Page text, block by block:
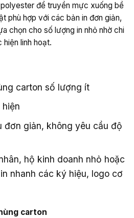
để truyền mực xuống bề
phù hợp với các bản in đơn giản,
chọn cho số lượng in nhỏ nhờ chi
linh hoạt.
carton số lượng ít
đơn giản, không yêu cầu độ
hộ kinh doanh nhỏ hoặc
nhanh các ký hiệu, logo cơ
carton